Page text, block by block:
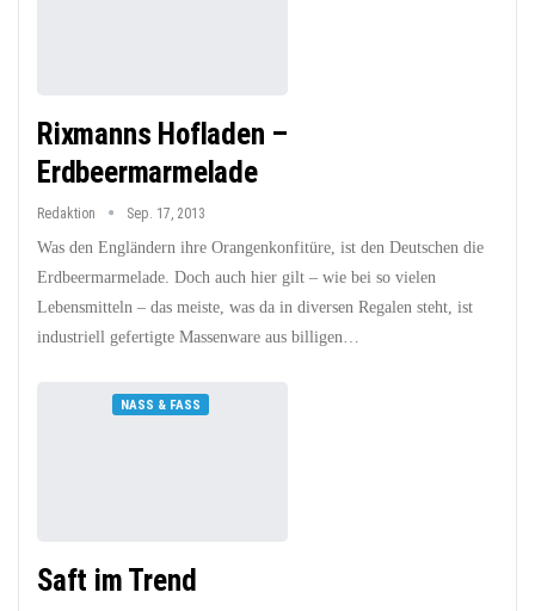
Rixmanns Hofladen –
Erdbeermarmelade
Redaktion Sep. 17, 2013
Was den Engländern ihre Orangenkonfitüre, ist den Deutschen die
Erdbeermarmelade. Doch auch hier gilt – wie bei so vielen
Lebensmitteln – das meiste, was da in diversen Regalen steht, ist
industriell gefertigte Massenware aus billigen…
NASS & FASS
Saft im Trend